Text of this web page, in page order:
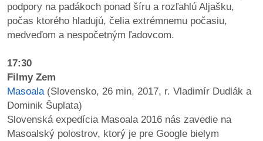
podpory na padákoch ponad šíru a rozľahlú Aljašku,
počas ktorého hladujú, čelia extrémnemu počasiu,
medveďom a nespočetným ľadovcom.
17:30
Filmy Zem
Masoala (Slovensko, 26 min, 2017, r. Vladimír Dudlák a
Dominik Šuplata)
Slovenská expedícia Masoala 2016 nás zavedie na
Masoalský polostrov, ktorý je pre Google bielym